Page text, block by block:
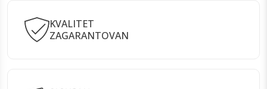
KVALITET
ZAGARANTOVAN